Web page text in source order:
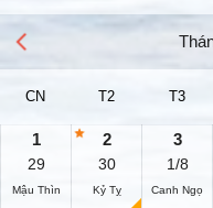
CN T2 T3
1
29
Mậu Thìn
2
30
Kỷ Tỵ
3
1/8
Canh Ngọ